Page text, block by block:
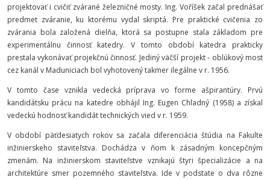
projektovať i cvičiť zvárané železničné mosty. Ing. Voříšek začal prednášať
predmet zváranie, ku ktorému vydal skriptá. Pre praktické cvičenia zo
zvárania bola založená dielňa, ktorá sa postupne stala základom pre
experimentálnu činnosť katedry. V tomto období katedra prakticky
prestala vykonávať projekčnú činnosť. Jediný väčší projekt - oblúkový most
cez kanál v Maduniciach bol vyhotovený takmer ilegálne v r. 1956.
V tomto čase vznikla vedecká príprava vo forme ašpirantúry. Prvú
kandidátsku prácu na katedre obhájil Ing. Eugen Chladný (1958) a získal
vedeckú hodnosť kandidát technických vied v r. 1959.
V období päťdesiatych rokov sa začala diferenciácia štúdia na Fakulte
inžinierskeho staviteľstva. Dochádza v ňom k zásadným koncepčným
zmenám. Na inžinierskom staviteľstve vznikajú štyri špecializácie a na
architektúre smer pozemného staviteľstva. Ide v podstate o dva rôzne